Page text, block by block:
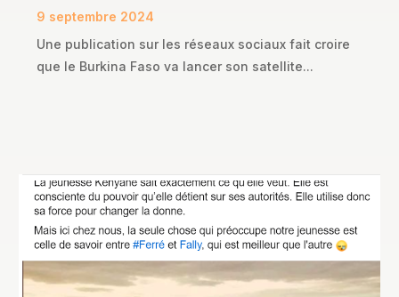
9 septembre 2024
Une publication sur les réseaux sociaux fait croire
que le Burkina Faso va lancer son satellite...